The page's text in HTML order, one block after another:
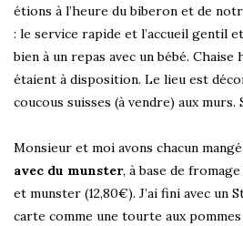
étions à l’heure du biberon et de
: le service rapide et l’accueil gentil
bien à un repas avec un bébé.
étaient à disposition. Le lieu est
coucous suisses (à vendre) aux murs.
Monsieur et moi avons chacun mangé
avec du munster, à base de
et munster (12,80€). J’ai fini avec un
carte comme une tourte aux pommes